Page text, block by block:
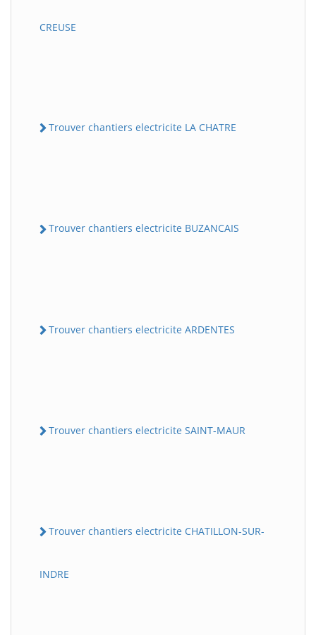
CREUSE
Trouver chantiers electricite LA CHATRE
Trouver chantiers electricite BUZANCAIS
Trouver chantiers electricite ARDENTES
Trouver chantiers electricite SAINT-MAUR
Trouver chantiers electricite CHATILLON-SUR-
INDRE